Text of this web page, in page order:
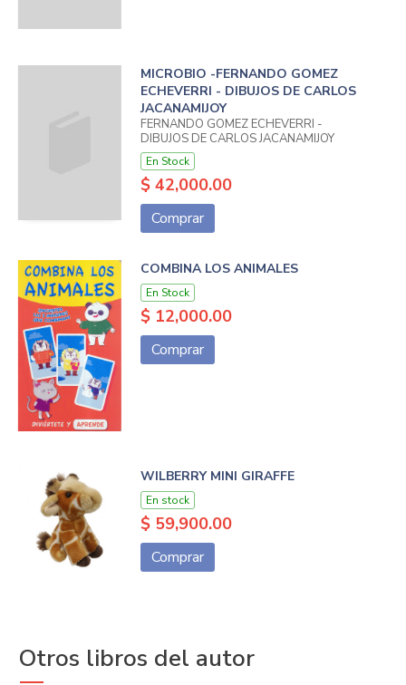
MICROBIO -FERNANDO GOMEZ
ECHEVERRI - DIBUJOS DE CARLOS
JACANAMIJOY
FERNANDO GOMEZ ECHEVERRI -
DIBUJOS DE CARLOS JACANAMIJOY
En Stock
$ 42,000.00
Comprar
COMBINA LOS ANIMALES
En Stock
$ 12,000.00
Comprar
WILBERRY MINI GIRAFFE
En stock
$ 59,900.00
Comprar
Otros libros del autor